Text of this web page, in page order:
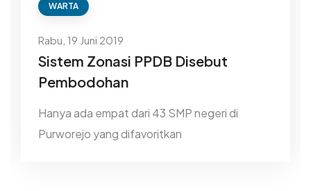
WARTA
Rabu, 19 Juni 2019
Sistem Zonasi PPDB Disebut
Pembodohan
Hanya ada empat dari 43 SMP negeri di
Purworejo yang difavoritkan